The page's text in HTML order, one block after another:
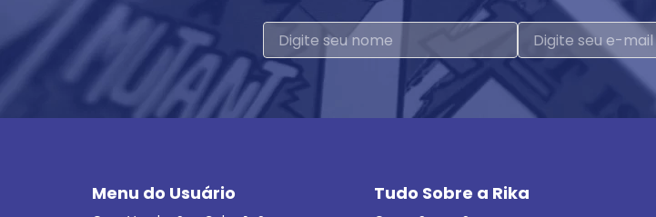
Menu do Usuário Tudo Sobre a Rika